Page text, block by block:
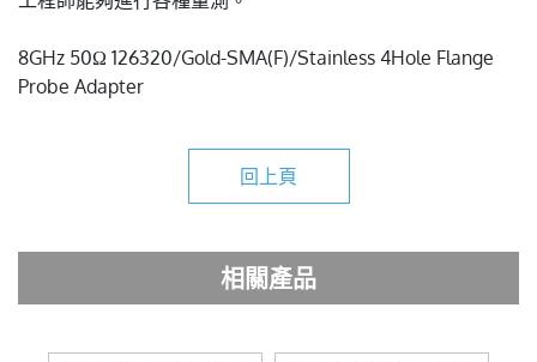
8GHz 50Ω 126320/Gold-SMA(F)/Stainless 4Hole Flange
Probe Adapter
回上頁
相關產品